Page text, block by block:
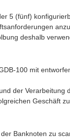
5 (fünf)
deshalb
100 mit
der Verarbeitung
Geschäft
Banknoten zu